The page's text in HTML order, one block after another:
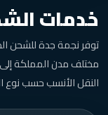
خدمات
توفر نجمة جدة للشحن
مختلف مدن المملكة إلى
النقل الأنسب حسب نوع